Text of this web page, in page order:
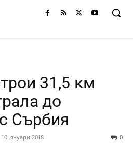
31,5 км
до
Сърбия
10. януари 2018 0